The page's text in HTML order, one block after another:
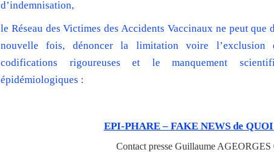
d’indemnisation,
le Réseau des Victimes des Accidents Vaccinaux ne peut que
nouvelle fois, dénoncer la limitation voire l’exclusion
codifications rigoureuses et le manquement
épidémiologiques :
EPI-PHARE – FAKE NEWS de
Contact presse Guillaume AGEORGES